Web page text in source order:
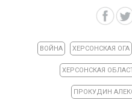
ВОЙНА ХЕРСОНСКАЯ ОГА
ХЕРСОНСКАЯ
ПРОКУДИН